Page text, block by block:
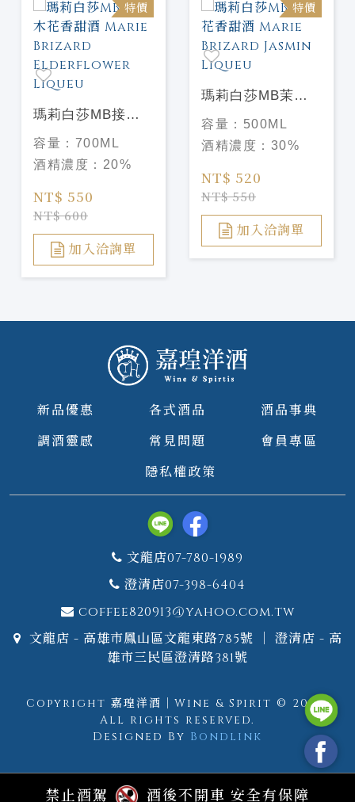
特價
瑪莉白莎MB接骨
木花香甜酒 Marie
Brizard
Elderflower
Liqueu
容量： 700ML
酒精濃度： 20%
NT$ 550
NT$ 600
加入洽詢單
特價
瑪莉白莎MB茉莉
花香甜酒 Marie
Brizard Jasmin
Liqueu
容量： 500ML
酒精濃度： 30%
NT$ 520
NT$ 550
加入洽詢單
新品優惠 各式酒品
酒品事典
調酒靈感
常見問題
會員專區
隱私權政策
文龍店07-780-1989
澄清店07-398-6404
coffee820913@yahoo.com.tw
文龍店 - 高雄市鳳山區文龍東路785號 ｜ 澄清店 - 高
雄市三民區澄清路381號
Copyright 嘉瑝洋酒｜Wine & Spirit © 2026.
All rights reserved.
Designed By Bondlink
禁止酒駕 酒後不開車 安全有保障